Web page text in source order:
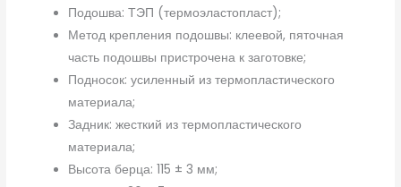
Подошва: ТЭП (термоэластопласт);
Метод крепления подошвы: клеевой, пяточная
часть подошвы пристрочена к заготовке;
Подносок: усиленный из термопластического
материала;
Задник: жесткий из термопластического
материала;
Высота берца: 115 ± 3 мм;